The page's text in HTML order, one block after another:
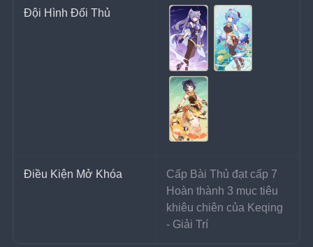
Đội Hình Đối Thủ
Điều Kiện Mở Khóa
Cấp Bài Thủ đạt cấp 7
Hoàn thành 3 mục tiêu
khiêu chiên của Keqing
- Giải Trí